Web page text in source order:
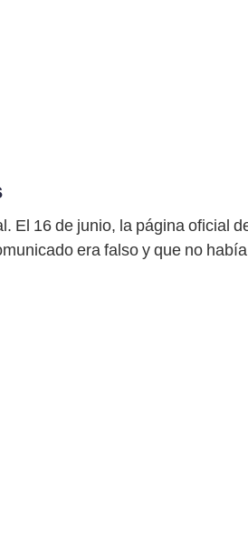
El 16 de junio, la página oficial
era falso y que no había